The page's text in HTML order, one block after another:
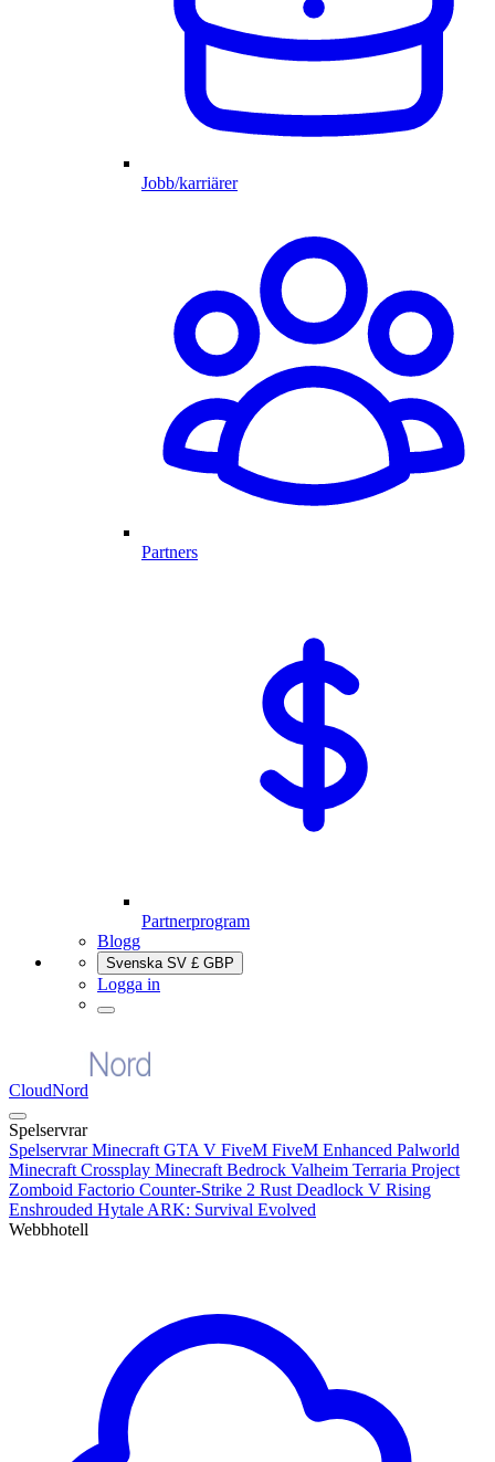
Jobb/karriärer
Partners
Partnerprogram
Blogg
Svenska SV £ GBP
Logga in
CloudNord
Spelservrar
SpelservrarMinecraft GTA V FiveM FiveM Enhanced Palworld
Minecraft Crossplay Minecraft Bedrock Valheim Terraria Project
Zomboid Factorio Counter-Strike 2 Rust Deadlock V Rising
Enshrouded Hytale ARK: Survival Evolved
Webbhotell